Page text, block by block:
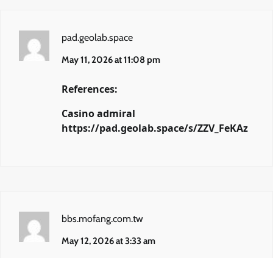
pad.geolab.space
May 11, 2026 at 11:08 pm
References:
Casino admiral
https://pad.geolab.space/s/ZZV_FeKAz
bbs.mofang.com.tw
May 12, 2026 at 3:33 am